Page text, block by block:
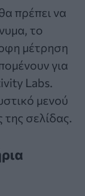
πρέπει να
το
μέτρηση
για
Labs.
μενού
σελίδας.